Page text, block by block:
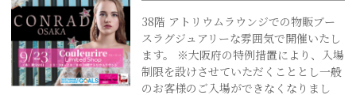
38階 アトリウムラウンジでの物販ブー
スラグジュアリーな雰囲気で開催いたし
ます。 ※大阪府の特例措置により、入場
制限を設けさせていただくこととし一般
のお客様のご入場ができなくなりまし